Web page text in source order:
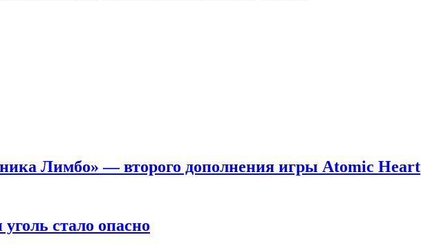
Лимбо» — второго дополнения игры Atomic Heart
стало опасно